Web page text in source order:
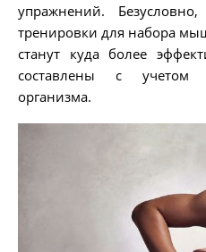
упражнений.
тренировки для набора
станут куда более
составлены с учетом
организма.